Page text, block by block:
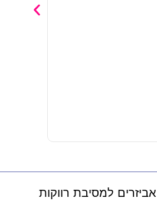
אביזרים למסיבת רווקות